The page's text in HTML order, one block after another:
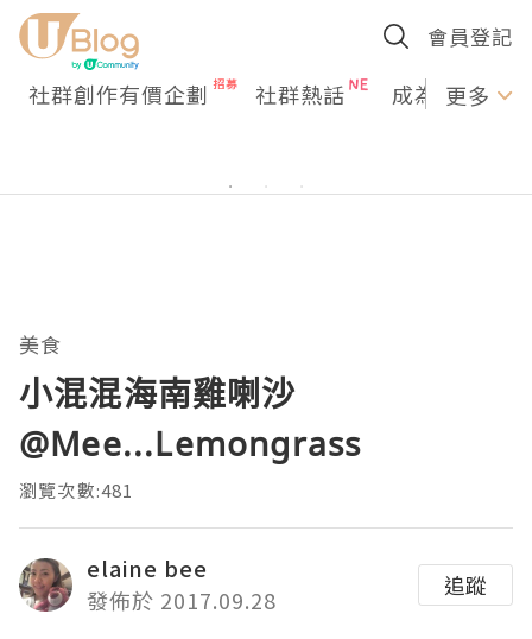
會員登記
社群創作有價企劃 社群熱話 成為U更多
美食
小混混海南雞喇沙
@Mee...Lemongrass
瀏覽次數:481
elaine bee
發佈於 2017.09.28
追蹤